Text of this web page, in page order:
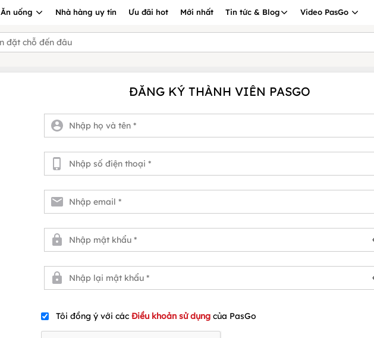
Ăn uống Nhà hàng uy tín Ưu đãi hot Mới nhất Tin tức & Blog Video PasGo
ĐĂNG KÝ THÀNH VIÊN PASGO
Tôi đồng ý với các Điều khoản sử dụng của PasGo